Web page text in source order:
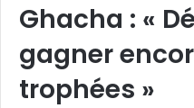
Ghacha : «
gagner
trophées »